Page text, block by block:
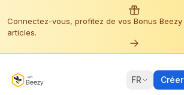
Connectez-vous, profitez de vos Bonus
articles.
FR